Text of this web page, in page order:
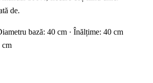
de.
bază: 40 cm · Înălțime: 40 cm
cm